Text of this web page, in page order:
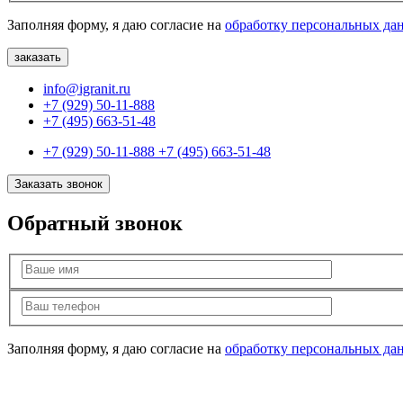
Заполняя форму, я даю согласие на обработку персональных
info@igranit.ru
+7 (929) 50-11-888
+7 (495) 663-51-48
+7 (929) 50-11-888 +7 (495) 663-51-48
Заказать звонок
Обратный звонок
Заполняя форму, я даю согласие на обработку персональных